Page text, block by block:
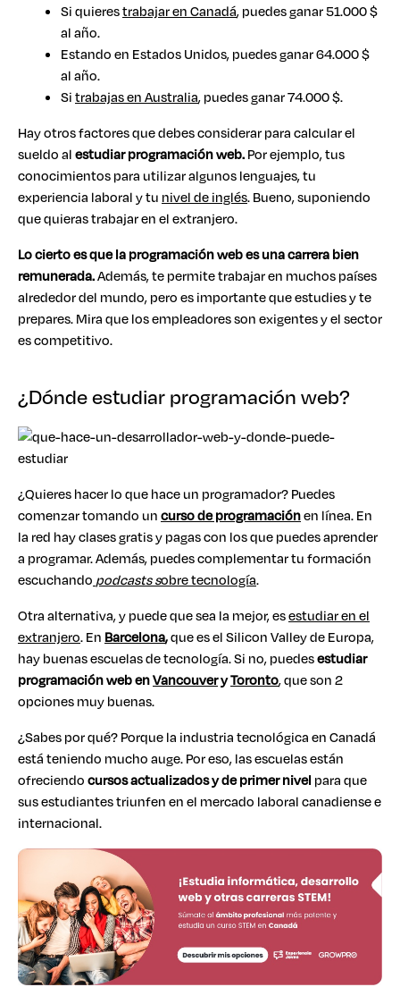
Si quierestrabajar en Canadá, puedes ganar 51.000 $
al año.
Estando en Estados Unidos, puedes ganar 64.000 $
al año.
Sitrabajas en Australia, puedes ganar 74.000 $.
Hay otros factores que debes considerar para calcular el
sueldo alestudiar programación web.Por ejemplo, tus
conocimientos para utilizar algunos lenguajes, tu
experiencia laboral y tu nivel de inglés. Bueno, suponiendo
que quieras trabajar en el extranjero.
Lo cierto es que la programación web es una carrera bien
remunerada.Además, te permite trabajar en muchos países
alrededor del mundo, pero es importante que estudies y te
prepares. Mira que los empleadores son exigentes y el sector
es competitivo.
¿Dónde estudiar programación web?
¿Quieres hacer lo que hace un programador? Puedes
comenzar tomando uncurso de programaciónen línea. En
la red hay clases gratis y pagas con los que puedes aprender
a programar. Además, puedes complementar tu formación
escuchando podcasts sobre tecnología.
Otra alternativa, y puede que sea la mejor, esestudiar en el
extranjero. En Barcelona,que es el Silicon Valley de Europa,
hay buenas escuelas de tecnología. Si no, puedesestudiar
programación web enVancouveryToronto, que son 2
opciones muy buenas.
¿Sabes por qué? Porque la industria tecnológica en Canadá
está teniendo mucho auge. Por eso, las escuelas están
ofreciendocursos actualizados y de primer nivel para que
sus estudiantes triunfen en el mercado laboral canadiense e
internacional.